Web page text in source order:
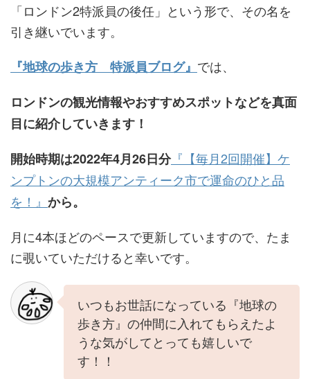
「ロンドン2特派員の後任」という形で、その名を
引き継いでいます。
『地球の歩き方 特派員ブログ』 では、
ロンドンの観光情報やおすすめスポットなどを真面
目に紹介していきます！
開始時期は2022年4月26日分『【毎月2回開催】ケ
ンプトンの大規模アンティーク市で運命のひと品
を！』 から。
月に4本ほどのペースで更新していますので、たま
に覗いていただけると幸いです。
いつもお世話になっている『地球の
歩き方』の仲間に入れてもらえたよ
うな気がしてとっても嬉しいで
す！！